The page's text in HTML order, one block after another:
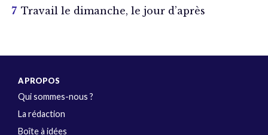
Travail le dimanche, le jour d’après
A PROPOS
Qui sommes-nous ?
La rédaction
Boîte à idées